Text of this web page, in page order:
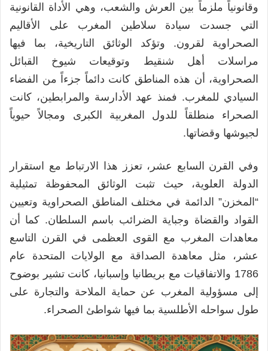
وقانونياً ملزماً بين العرش والشعب، وهي الأداة القانونية
التي جسدت سيادة سلاطين المغرب على الأقاليم
الصحراوية لقرون. وتؤكد الوثائق التاريخية، بما فيها
مراسلات أهل شنقيط وتوقيعات شيوخ القبائل
الصحراوية، أن هذه المناطق كانت دائماً جزءاً من الفضاء
السيادي للمغرب. فمنذ عهد الأدارسة والمرابطين، كانت
الصحراء منطلقاً للدول المغربية الكبرى ومجالاً حيوياً
لجيوشها وقضاتها.
وفي القرن السابع عشر، تعزز هذا الارتباط مع استقرار
الدولة العلوية، حيث تثبت الوثائق المحفوظة تمثيلية
“المخزن” الدائمة في مختلف المناطق الصحراوية وتعيين
القواد والقضاة وجباية الضرائب باسم السلطان. كما أن
معاهدات المغرب مع القوى العظمى في القرن التاسع
عشر، مثل معاهدة الصداقة مع الولايات المتحدة عام
1786 والاتفاقيات مع بريطانيا وإسبانيا، كانت تشير بوضوح
إلى مسؤولية المغرب عن حماية الملاحة والتجارة على
طول سواحله الأطلسية بما فيها شواطئ الصحراء.